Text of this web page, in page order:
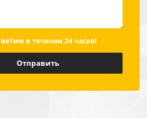
в течении 24 часов!